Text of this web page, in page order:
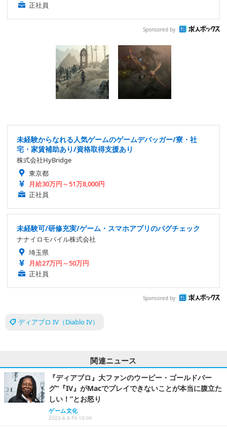
正社員
Sponsored by
未経験からなれる人気ゲームのゲームデバッガー/寮・社
宅・家賃補助あり/資格取得支援あり
株式会社HyBridge
東京都
月給30万円～51万8,000円
正社員
未経験可/研修充実/ゲーム・スマホアプリのバグチェック
ナナイロモバイル株式会社
埼玉県
月給27万円～50万円
正社員
Sponsored by
ディアブロ IV（Diablo IV）
関連ニュース
『ディアブロ』大ファンのウーピー・ゴールドバー
グ“『IV』がMacでプレイできないことが本当に腹立た
しい！”とお怒り
ゲーム文化
2023.6.9 Fri 10:00